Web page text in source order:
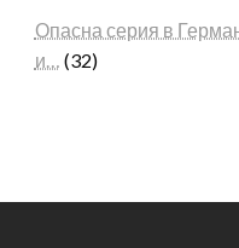
Опасна серия в
и… (32)